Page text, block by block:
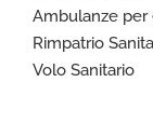
Ambulanze per
Rimpatrio
Volo Sanitario